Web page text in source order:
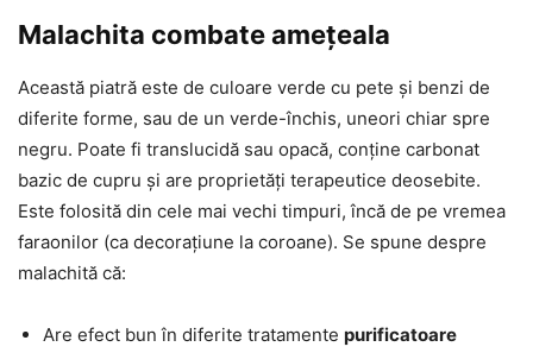
Malachita combate amețeala
Această piatră este de culoare verde cu pete și benzi de
diferite forme, sau de un verde-închis, uneori chiar spre
negru. Poate fi translucidă sau opacă, conține carbonat
bazic de cupru și are proprietăți terapeutice deosebite.
Este folosită din cele mai vechi timpuri, încă de pe vremea
faraonilor (ca decorațiune la coroane). Se spune despre
malachită că:
Are efect bun în diferite tratamente purificatoare